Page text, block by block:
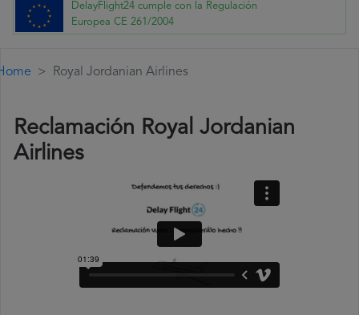
DelayFlight24 cumple con la Regulación
Europea CE 261/2004
Royal Jordanian Airlines
Reclamación Royal Jordanian
Airlines